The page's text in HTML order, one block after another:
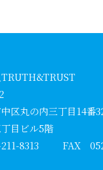
区丸の内三丁目14番
目ビル5階
8313
FAX